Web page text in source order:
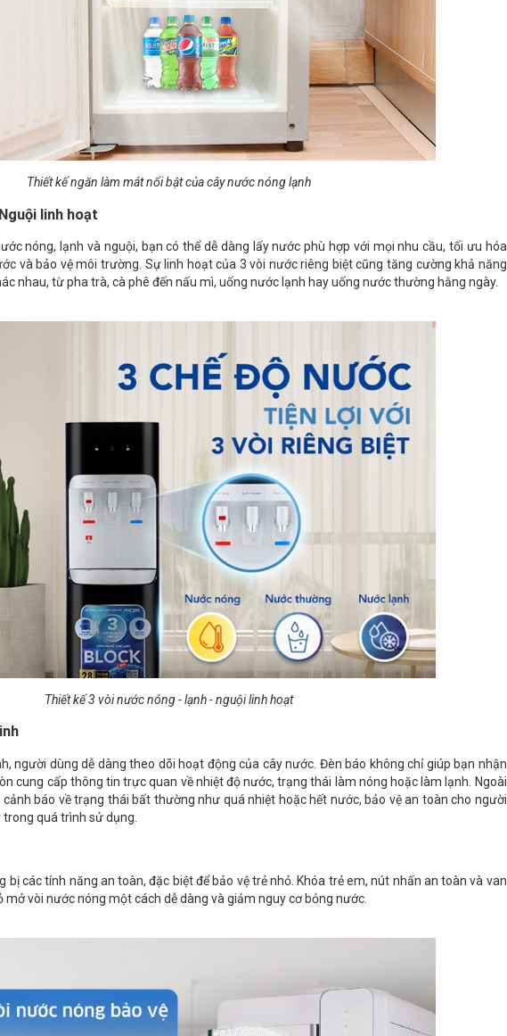
Thiết kế ngăn làm mát nổi bật của cây nước nóng lạnh
linh hoạt
nóng, lạnh và nguội, bạn có thể dễ dàng lấy nước phù hợp với mọi nhu cầu, tối ưu hóa
và bảo vệ môi trường. Sự linh hoạt của 3 vòi nước riêng biệt cũng tăng cường khả năng
nhau, từ pha trà, cà phê đến nấu mì, uống nước lạnh hay uống nước thường hằng ngày.
Thiết kế 3 vòi nước nóng - lạnh - nguội linh hoạt
người dùng dễ dàng theo dõi hoạt động của cây nước. Đèn báo không chỉ giúp bạn nhận
cung cấp thông tin trực quan về nhiệt độ nước, trạng thái làm nóng hoặc làm lạnh. Ngoài
báo về trạng thái bất thường như quá nhiệt hoặc hết nước, bảo vệ an toàn cho người
quá trình sử dụng.
bị các tính năng an toàn, đặc biệt để bảo vệ trẻ nhỏ. Khóa trẻ em, nút nhấn an toàn và van
mở vòi nước nóng một cách dễ dàng và giảm nguy cơ bỏng nước.